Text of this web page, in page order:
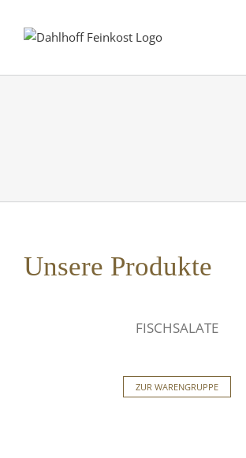
Unsere Produkte
FISCHSALATE
ZUR WARENGRUPPE